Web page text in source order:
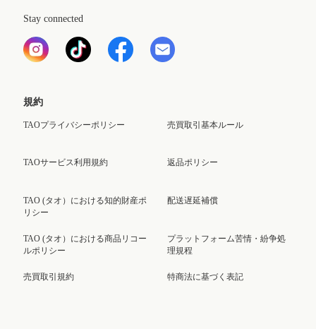
Stay connected
規約
TAOプライバシーポリシー
TAOサービス利用規約
TAO (タオ）における知的財産ポ
リシー
TAO (タオ）における商品リコー
ルポリシー
売買取引規約
売買取引基本ルール
返品ポリシー
配送遅延補償
プラットフォーム苦情・紛争処
理規程
特商法に基づく表記